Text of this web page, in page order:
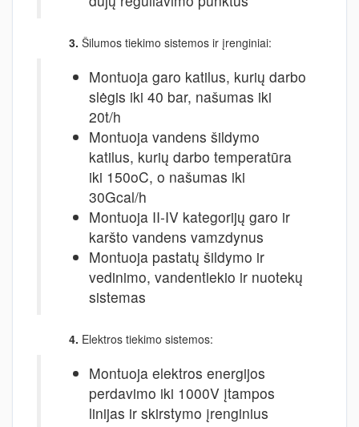
3. Šilumos tiekimo sistemos ir įrenginiai:
Montuoja garo katilus, kurių darbo
slėgis iki 40 bar, našumas iki
20t/h
Montuoja vandens šildymo
katilus, kurių darbo temperatūra
iki 150oC, o našumas iki
30Gcal/h
Montuoja II-IV kategorijų garo ir
karšto vandens vamzdynus
Montuoja pastatų šildymo ir
vedinimo, vandentiekio ir nuotekų
sistemas
4. Elektros tiekimo sistemos:
Montuoja elektros energijos
perdavimo iki 1000V įtampos
linijas ir skirstymo įrenginius